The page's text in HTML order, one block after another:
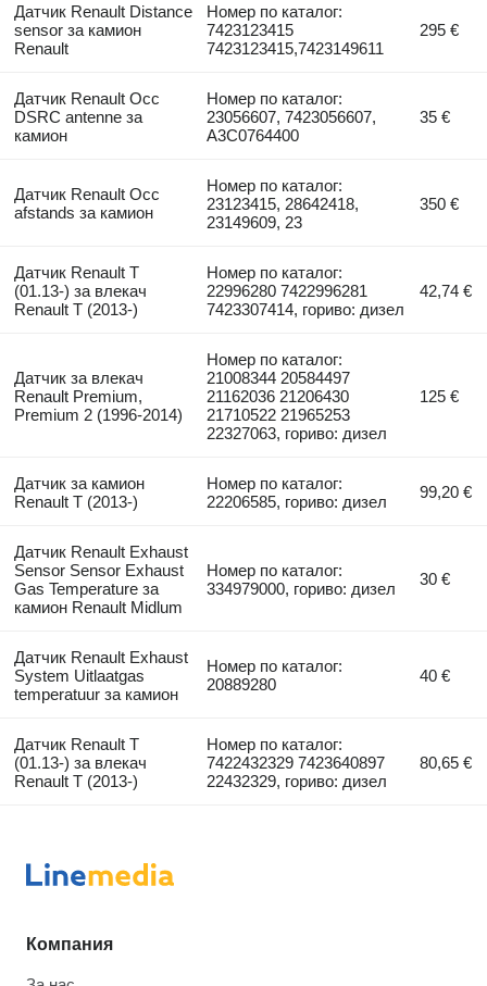
Датчик Renault Distance
sensor за камион
Renault
Номер по каталог:
7423123415
7423123415,7423149611
295 €
Датчик Renault Occ
DSRC antenne за
камион
Номер по каталог:
23056607, 7423056607,
A3C0764400
35 €
Датчик Renault Occ
afstands за камион
Номер по каталог:
23123415, 28642418,
23149609, 23
350 €
Датчик Renault T
(01.13-) за влекач
Renault T (2013-)
Номер по каталог:
22996280 7422996281
7423307414, гориво: дизел
42,74 €
Датчик за влекач
Renault Premium,
Premium 2 (1996-2014)
Номер по каталог:
21008344 20584497
21162036 21206430
21710522 21965253
22327063, гориво: дизел
125 €
Датчик за камион
Renault T (2013-)
Номер по каталог:
22206585, гориво: дизел
99,20 €
Датчик Renault Exhaust
Sensor Sensor Exhaust
Gas Temperature за
камион Renault Midlum
Номер по каталог:
334979000, гориво: дизел
30 €
Датчик Renault Exhaust
System Uitlaatgas
temperatuur за камион
Номер по каталог:
20889280
40 €
Датчик Renault T
(01.13-) за влекач
Renault T (2013-)
Номер по каталог:
7422432329 7423640897
22432329, гориво: дизел
80,65 €
Компания